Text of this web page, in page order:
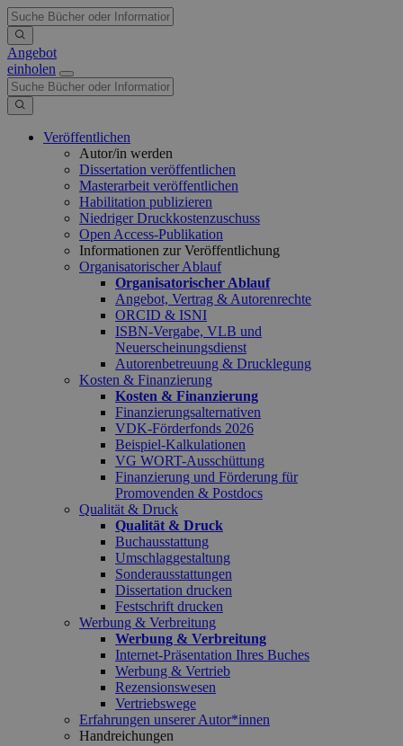
Angebot
einholen
Veröffentlichen
Autor/in werden
Dissertation veröffentlichen
Masterarbeit veröffentlichen
Habilitation publizieren
Niedriger Druckkostenzuschuss
Open Access-Publikation
Informationen zur Veröffentlichung
Organisatorischer Ablauf
Organisatorischer Ablauf
Angebot, Vertrag & Autorenrechte
ORCID & ISNI
ISBN-Vergabe, VLB und
Neuerscheinungsdienst
Autorenbetreuung & Drucklegung
Kosten & Finanzierung
Kosten & Finanzierung
Finanzierungsalternativen
VDK-Förderfonds 2026
Beispiel-Kalkulationen
VG WORT-Ausschüttung
Finanzierung und Förderung für
Promovenden & Postdocs
Qualität & Druck
Qualität & Druck
Buchausstattung
Umschlaggestaltung
Sonderausstattungen
Dissertation drucken
Festschrift drucken
Werbung & Verbreitung
Werbung & Verbreitung
Internet-Präsentation Ihres Buches
Werbung & Vertrieb
Rezensionswesen
Vertriebswege
Erfahrungen unserer Autor*innen
Handreichungen